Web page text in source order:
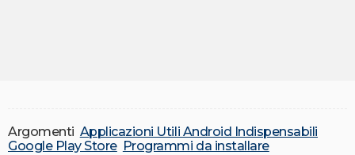
Argomenti Applicazioni Utili Android Indispensabili
Google Play Store Programmi da installare